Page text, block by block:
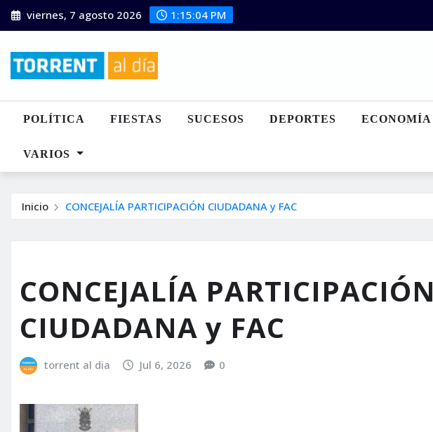
Saltar
al
viernes, 7 agosto 2026 1:15:05 PM
POLÍTICA FIESTAS SUCESOS DEPORTES ECONOMÍA
VARIOS
Inicio CONCEJALÍA PARTICIPACIÓN CIUDADANA y FAC
CONCEJALÍA PARTICIPACIÓN
CIUDADANA y FAC
torrent al dia Jul 6, 2026 0